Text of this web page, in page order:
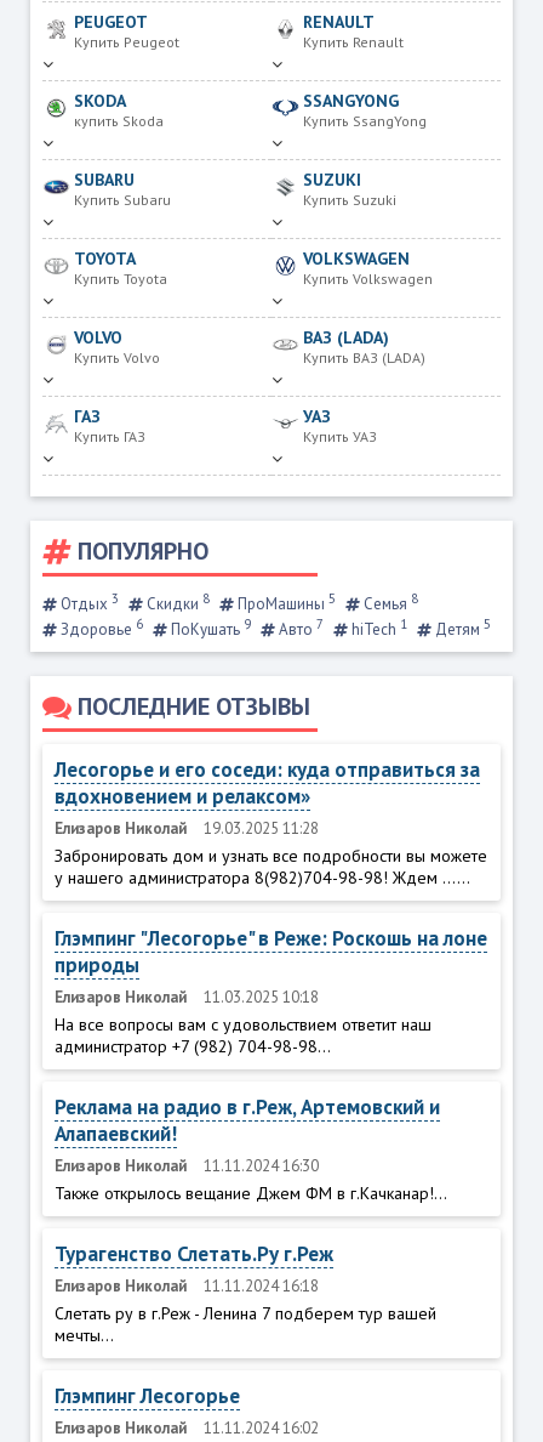
PEUGEOT
Купить Peugeot
RENAULT
Купить Renault
SKODA
купить Skoda
SSANGYONG
Купить SsangYong
SUBARU
Купить Subaru
SUZUKI
Купить Suzuki
TOYOTA
Купить Toyota
VOLKSWAGEN
Купить Volkswagen
VOLVO
Купить Volvo
ВАЗ (LADA)
Купить ВАЗ (LADA)
ГАЗ
Купить ГАЗ
УАЗ
Купить УАЗ
ПОПУЛЯРНО
Отдых 3 Скидки 8 ПроМашины 5 Семья 8
Здоровье 6 ПоКушать 9 Авто 7 hiTech 1 Детям 5
ПОСЛЕДНИЕ ОТЗЫВЫ
Лесогорье и его соседи: куда отправиться за
вдохновением и релаксом»
Елизаров Николай 19.03.2025 11:28
Забронировать дом и узнать все подробности вы можете
у нашего администратора 8(982)704-98-98! Ждем ......
Глэмпинг "Лесогорье" в Реже: Роскошь на лоне
природы
Елизаров Николай 11.03.2025 10:18
На все вопросы вам с удовольствием ответит наш
администратор +7 (982) 704-98-98...
Реклама на радио в г.Реж, Артемовский и
Алапаевский!
Елизаров Николай 11.11.2024 16:30
Также открылось вещание Джем ФМ в г.Качканар!...
Турагенство Слетать.Ру г.Реж
Елизаров Николай 11.11.2024 16:18
Слетать ру в г.Реж - Ленина 7 подберем тур вашей
мечты...
Глэмпинг Лесогорье
Елизаров Николай 11.11.2024 16:02